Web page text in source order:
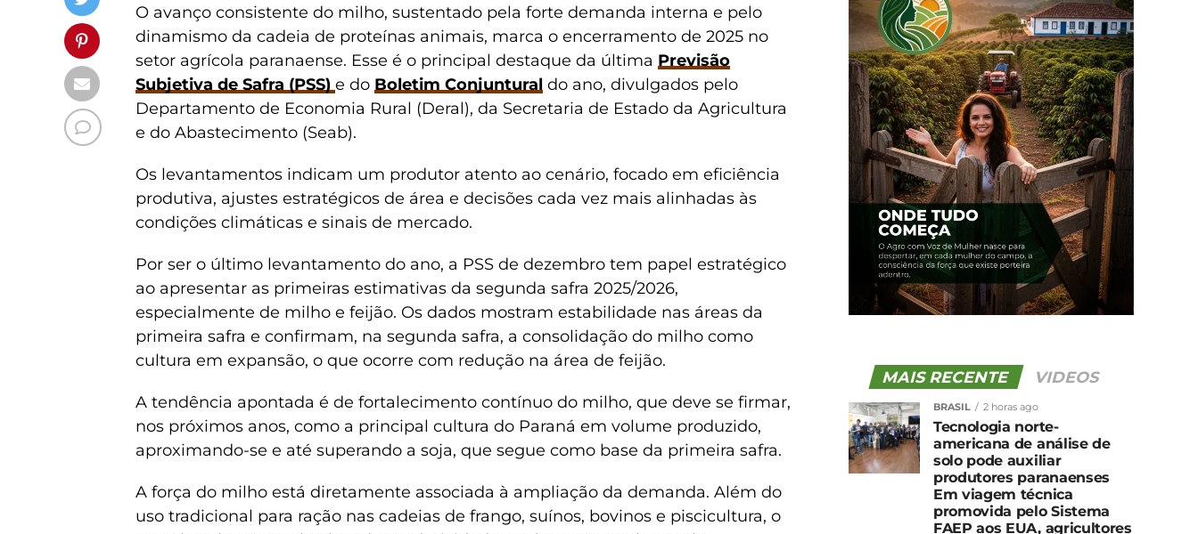
O avanço consistente do milho, sustentado pela forte demanda interna e pelo
dinamismo da cadeia de proteínas animais, marca o encerramento de 2025 no
setor agrícola paranaense. Esse é o principal destaque da última Previsão
Subjetiva de Safra (PSS) e do Boletim Conjuntural do ano, divulgados pelo
Departamento de Economia Rural (Deral), da Secretaria de Estado da Agricultura
e do Abastecimento (Seab).
Os levantamentos indicam um produtor atento ao cenário, focado em eficiência
produtiva, ajustes estratégicos de área e decisões cada vez mais alinhadas às
condições climáticas e sinais de mercado.
Por ser o último levantamento do ano, a PSS de dezembro tem papel estratégico
ao apresentar as primeiras estimativas da segunda safra 2025/2026,
especialmente de milho e feijão. Os dados mostram estabilidade nas áreas da
primeira safra e confirmam, na segunda safra, a consolidação do milho como
cultura em expansão, o que ocorre com redução na área de feijão.
A tendência apontada é de fortalecimento contínuo do milho, que deve se firmar,
nos próximos anos, como a principal cultura do Paraná em volume produzido,
aproximando-se e até superando a soja, que segue como base da primeira safra.
A força do milho está diretamente associada à ampliação da demanda. Além do
uso tradicional para ração nas cadeias de frango, suínos, bovinos e piscicultura, o
MAIS RECENTE VIDEOS
BRASIL 2 horas ago
Tecnologia norte-
americana de análise de
solo pode auxiliar
produtores paranaenses
Em viagem técnica
promovida pelo Sistema
FAEP aos EUA, agricultores